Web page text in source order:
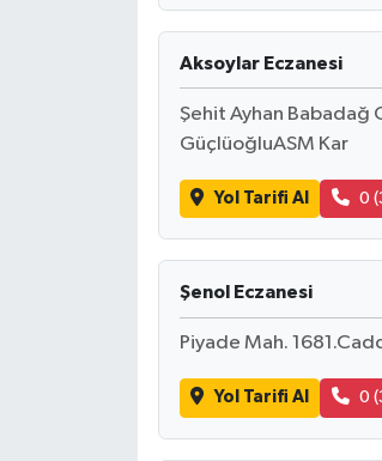
Aksoylar Eczanesi
Şehit Ayhan Babadağ
GüçlüoğluASM Kar
Yol Tarifi Al 0
Şenol Eczanesi
Piyade Mah.
Yol Tarifi Al 0